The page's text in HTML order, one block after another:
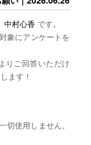
中村心香 です。
象にアンケートを
りご回答いただけ
ます！
使用しません。